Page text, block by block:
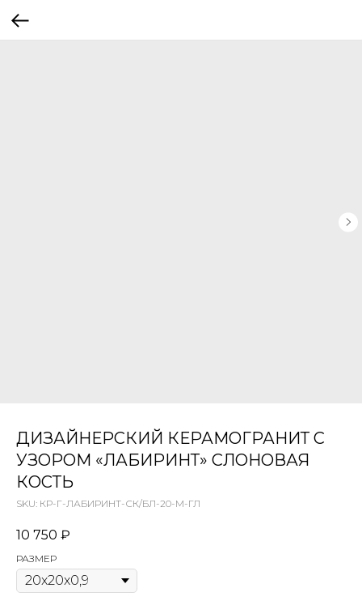
ДИЗАЙНЕРСКИЙ КЕРАМОГРАНИТ С
УЗОРОМ «ЛАБИРИНТ» СЛОНОВАЯ
КОСТЬ
SKU: КР-Г-ЛАБИРИНТ-СК/БЛ-20-М-ГЛ
10 750 ₽
РАЗМЕР